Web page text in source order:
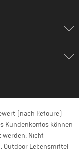
(nach Retoure)
Kundenkontos können
werden. Nicht
Outdoor Lebensmittel